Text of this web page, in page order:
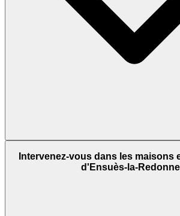
Intervenez-vous dans les maisons
d'Ensuès-la-